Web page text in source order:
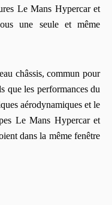
Le Mans Hypercar et
une seule et même
châssis, commun pour
que les performances du
aérodynamiques et le
Le Mans Hypercar et
dans la même fenêtre